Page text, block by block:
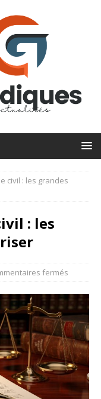
civil : les grandes
: les
fermés